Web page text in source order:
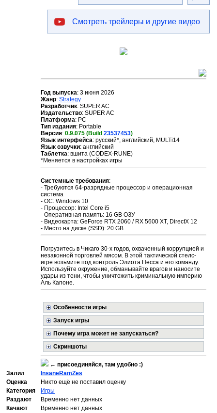
Смотреть трейлеры и другие видео
Год выпуска: 3 июня 2026
Жанр: Strategy
Разработчик: SUPER AC
Издательство: SUPER AC
Платформа: PC
Тип издания: Portable
Версия: 0.9.075 (Build 23537453)
Язык интерфейса: русский*, английский, MULTi14
Язык озвучки: английский
Таблетка: вшита (CODEX-RUNE)
*Меняется в настройках игры
Системные требования:
- Требуются 64-разрядные процессор и операционная
система
- ОС: Windows 10
- Процессор: Intel Core i5
- Оперативная память: 16 GB ОЗУ
- Видеокарта: GeForce RTX 2060 / RX 5600 XT, DirectX 12
- Место на диске (SSD): 20 GB
Погрузитесь в Чикаго 30-х годов, охваченный коррупцией и
незаконной торговлей мясом. В этой тактической стелс-
игре возьмите под контроль Элиота Несса и его команду.
Используйте окружение, обманывайте врагов и наносите
удары из тени, чтобы уничтожить криминальную империю
Аль Капоне.
Особенности игры
Запуск игры
Почему игра может не запускаться?
Скриншоты
← присоединяйся, там удобно :)
Залил
InsaneRamZes
Оценка
Никто ещё не поставил оценку
Категория
Игры
Раздают
Временно нет данных
Качают
Временно нет данных